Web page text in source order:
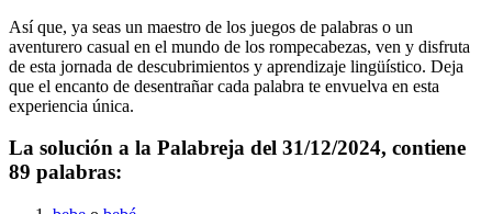
Así que, ya seas un maestro de los juegos de palabras o un
aventurero casual en el mundo de los rompecabezas, ven y disfruta
de esta jornada de descubrimientos y aprendizaje lingüístico. Deja
que el encanto de desentrañar cada palabra te envuelva en esta
experiencia única.
La solución a la Palabreja del 31/12/2024, contiene
89 palabras: